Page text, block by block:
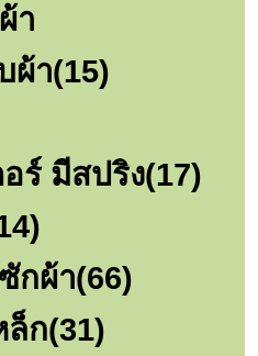
า
ผ้า(15)
ร์ มีสปริง(17)
กผ้า(66)
ล็ก(31)